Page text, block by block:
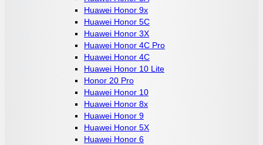
Huawei Honor 9x
Huawei Honor 5C
Huawei Honor 3X
Huawei Honor 4C Pro
Huawei Honor 4C
Huawei Honor 10 Lite
Honor 20 Pro
Huawei Honor 10
Huawei Honor 8x
Huawei Honor 9
Huawei Honor 5X
Huawei Honor 6